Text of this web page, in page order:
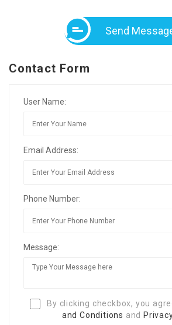
Send
Contact Form
User Name:
Email Address:
Phone Number:
Message:
By clicking checkbox, you
and Conditions and